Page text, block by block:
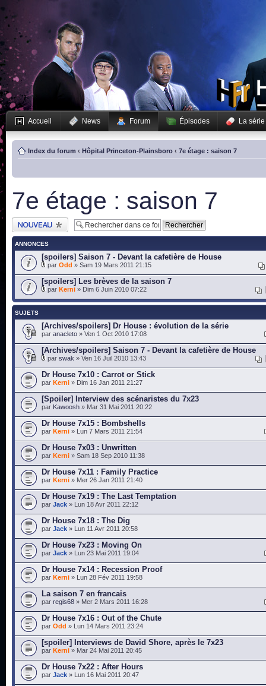
Accueil News Forum Épisodes La série
Index du forum ‹ Hôpital Princeton-Plainsboro ‹ 7e étage : saison 7
7e étage : saison 7
Publier un nouveau
sujet
ANNONCES
[spoilers] Saison 7 - Devant la cafetière de House
par Odd » Sam 19 Mars 2011 21:15
[spoilers] Les brèves de la saison 7
par Kerni » Dim 6 Juin 2010 07:22
SUJETS
[Archives/spoilers] Dr House : évolution de la série
par anacleto » Ven 1 Oct 2010 17:08
[Archives/spoilers] Saison 7 - Devant la cafetière de House
par swak » Ven 16 Juil 2010 13:43
Dr House 7x10 : Carrot or Stick
par Kerni » Dim 16 Jan 2011 21:27
[Spoiler] Interview des scénaristes du 7x23
par Kawoosh » Mar 31 Mai 2011 20:22
Dr House 7x15 : Bombshells
par Kerni » Lun 7 Mars 2011 21:54
Dr House 7x03 : Unwritten
par Kerni » Sam 18 Sep 2010 11:38
Dr House 7x11 : Family Practice
par Kerni » Mer 26 Jan 2011 21:40
Dr House 7x19 : The Last Temptation
par Jack » Lun 18 Avr 2011 22:12
Dr House 7x18 : The Dig
par Jack » Lun 11 Avr 2011 20:58
Dr House 7x23 : Moving On
par Jack » Lun 23 Mai 2011 19:04
Dr House 7x14 : Recession Proof
par Kerni » Lun 28 Fév 2011 19:58
La saison 7 en francais
par regis68 » Mer 2 Mars 2011 16:28
Dr House 7x16 : Out of the Chute
par Odd » Lun 14 Mars 2011 23:24
[spoiler] Interviews de David Shore, après le 7x23
par Kerni » Mar 24 Mai 2011 20:45
Dr House 7x22 : After Hours
par Jack » Lun 16 Mai 2011 20:47